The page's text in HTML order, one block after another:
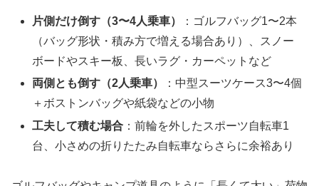
片側だけ倒す（3〜4人乗車）
：ゴルフバッグ1〜2本
（バッグ形状・積み方で増える場合あり）、スノー
ボードやスキー板、長いラグ・カーペットなど
両側とも倒す（2人乗車）
：中型スーツケース3〜4個
＋ボストンバッグや紙袋などの小物
工夫して積む場合 ：前輪を外したスポーツ自転車1
台、小さめの折りたたみ自転車ならさらに余裕あり